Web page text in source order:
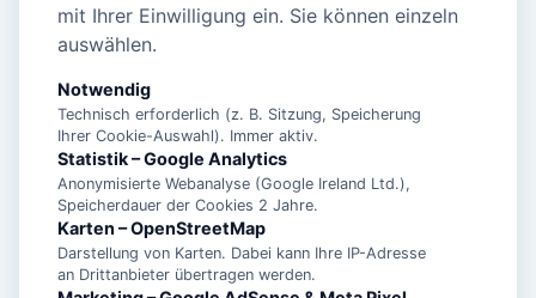
Fehn-Appartement - Monteur & Ferienwohnung in Papenburg
Fehn-Appartement - Monteur &
Ferienwohnung in Papenburg
26810 Völlenerfehn
mit Ihrer Einwilligung ein. Sie können einzeln
auswählen.
Notwendig
Technisch erforderlich (z. B. Sitzung, Speicherung
Ihrer Cookie-Auswahl). Immer aktiv.
Statistik – Google Analytics
Anonymisierte Webanalyse (Google Ireland Ltd.),
Speicherdauer der Cookies 2 Jahre.
Karten – OpenStreetMap
Darstellung von Karten. Dabei kann Ihre IP-Adresse
an Drittanbieter übertragen werden.